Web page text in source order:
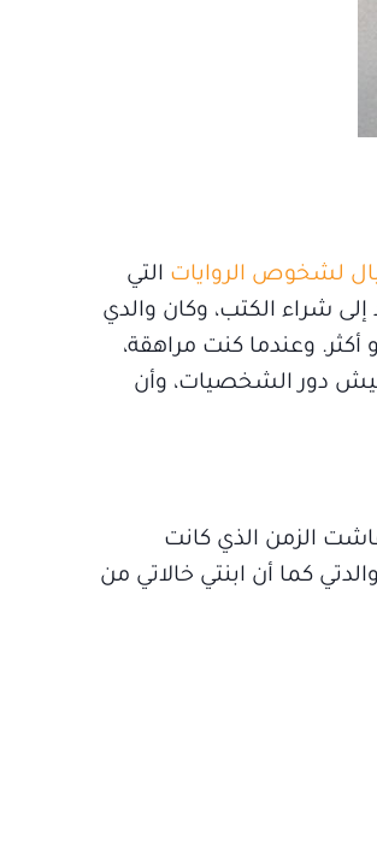
لشخوص الروايات التي
شراء الكتب، وكان والدي
أكثر. وعندما كنت مراهقة،
دور الشخصيات، وأن
الزمن الذي كانت
كما أن ابنتي خالاتي من